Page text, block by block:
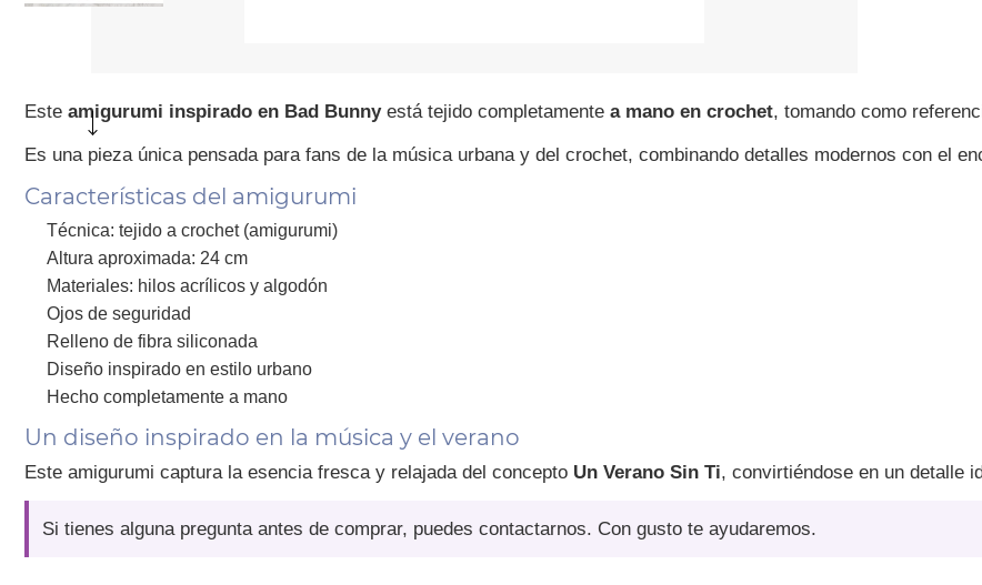
Este amigurumi inspirado en Bad Bunnyestá tejido completamente a mano en crochet, tomando como
Es una pieza única pensada para fans de la música urbana y del crochet, combinando detalles modernos con el
Características del amigurumi
Técnica: tejido a crochet (amigurumi)
Altura aproximada: 24 cm
Materiales: hilos acrílicos y algodón
Ojos de seguridad
Relleno de fibra siliconada
Diseño inspirado en estilo urbano
Hecho completamente a mano
Un diseño inspirado en la música y el verano
Este amigurumi captura la esencia fresca y relajada del concepto Un Verano Sin Ti, convirtiéndose en un detalle
Si tienes alguna pregunta antes de comprar, puedes contactarnos. Con gusto te ayudaremos.